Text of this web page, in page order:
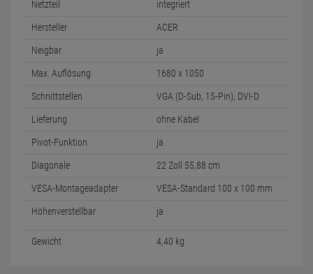
Netzteil integriert
Hersteller ACER
Neigbar ja
Max. Auflösung 1680 x 1050
Schnittstellen VGA (D-Sub, 15-Pin), DVI-D
Lieferung ohne Kabel
Pivot-Funktion ja
Diagonale 22 Zoll 55,88 cm
VESA-Montageadapter VESA-Standard 100 x 100 mm
Höhenverstellbar ja
Gewicht 4,40 kg